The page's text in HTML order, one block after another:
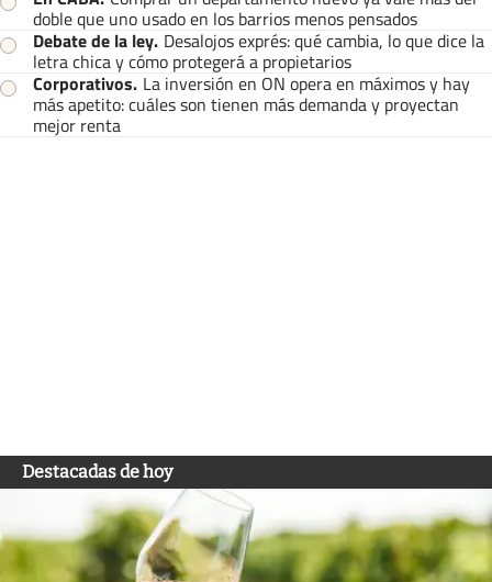
doble que uno usado en los barrios menos pensados
Debate de la ley. Desalojos exprés: qué cambia, lo que dice la
letra chica y cómo protegerá a propietarios
Corporativos. La inversión en ON opera en máximos y hay
más apetito: cuáles son tienen más demanda y proyectan
mejor renta
Destacadas de hoy